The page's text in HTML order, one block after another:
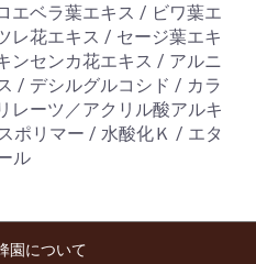
エベラ葉エキス / ビワ葉エ
レ花エキス / セージ葉エキ
ンセンカ花エキス / アルニ
/ デシルグルコシド / カラ
レーツ／アクリル酸アルキ
ポリマー / 水酸化Ｋ / エタ
ル
園について